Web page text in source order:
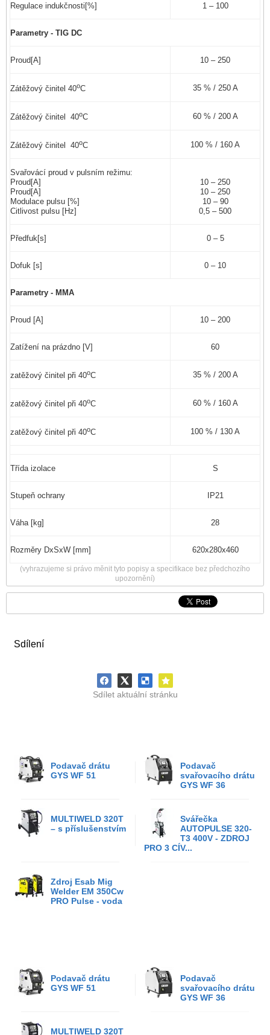
Sdílení
Sdílet aktuální stránku
Podavač drátu
GYS WF 51
Podavač
svařovacího drátu
GYS WF 36
MULTIWELD 320T
– s příslušenstvím
Svářečka
AUTOPULSE 320-
T3 400V - ZDROJ
PRO 3 CÍV...
Zdroj Esab Mig
Welder EM 350Cw
PRO Pulse - voda
Podavač drátu
GYS WF 51
Podavač
svařovacího drátu
GYS WF 36
MULTIWELD 320T
Regulace indukčnosti[%] 1 – 100
Parametry - TIG DC
Proud[A] 10 – 250
Zátěžový činitel 40oC 35 % / 250 A
Zátěžový činitel 40oC 60 % / 200 A
Zátěžový činitel 40oC 100 % / 160 A
Svařovácí proud v pulsním režimu:
Proud[A]
Proud[A]
Modulace pulsu [%]
Citlivost pulsu [Hz]
10 – 250
10 – 250
10 – 90
0,5 – 500
Předfuk[s] 0 – 5
Dofuk [s] 0 – 10
Parametry - MMA
Proud [A] 10 – 200
Zatížení na prázdno [V] 60
zatěžový činitel při 40oC 35 % / 200 A
zatěžový činitel při 40oC 60 % / 160 A
zatěžový činitel při 40oC 100 % / 130 A
Třída izolace S
Stupeň ochrany IP21
Váha [kg] 28
Rozměry DxSxW [mm] 620x280x460
(vyhrazujeme si právo měnit tyto popisy a specifikace bez předchozího
upozornění)